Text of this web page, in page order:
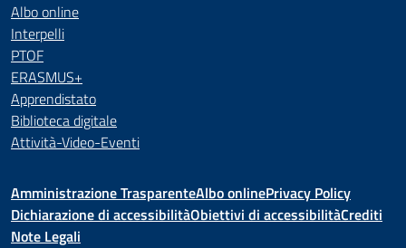
Albo online
Interpelli
PTOF
ERASMUS+
Apprendistato
Biblioteca digitale
Attività-Video-Eventi
Amministrazione TrasparenteAlbo onlinePrivacy Policy
Dichiarazione di accessibilitàObiettivi di accessibilitàCrediti
Note Legali